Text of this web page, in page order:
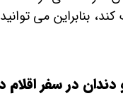
بنابراین می